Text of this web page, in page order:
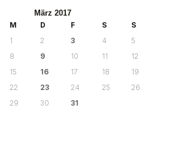
März 2017
M D F S
S
1
2 3 4
5
8 9 10 11
12
15 16 17 18
19
22 23 24 25
26
29 30
31